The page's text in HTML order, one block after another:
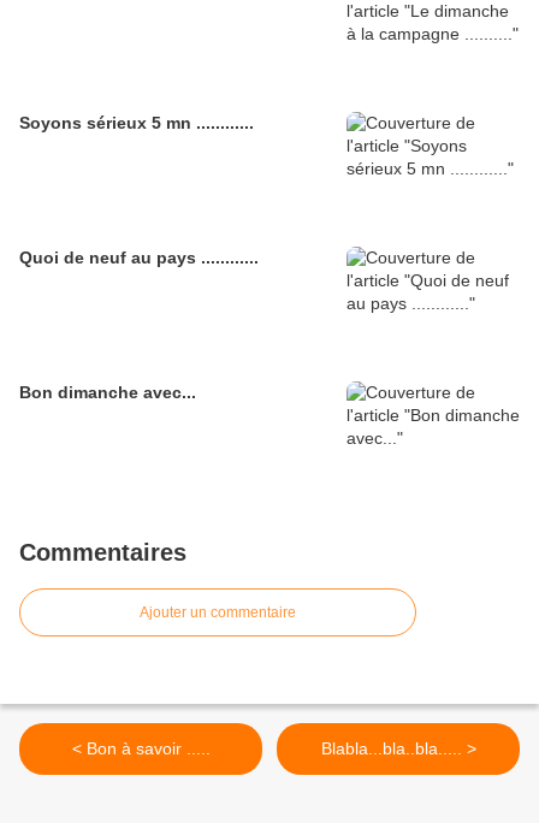
Soyons sérieux 5 mn ............
Quoi de neuf au pays ............
Bon dimanche avec...
Commentaires
Ajouter un commentaire
< Bon à savoir ..... Blabla...bla..bla..... >